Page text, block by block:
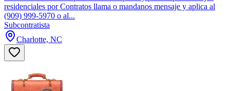
residenciales por Contratos llama o mandanos mensaje y aplica al
(909) 999-5970 o al...
Subcontratista
Charlotte, NC